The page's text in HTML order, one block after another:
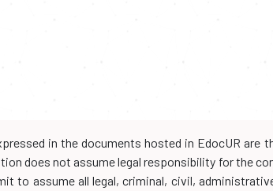
in the documents hosted in EdocUR
does not assume legal responsibility for the
to assume all legal, criminal, civil,